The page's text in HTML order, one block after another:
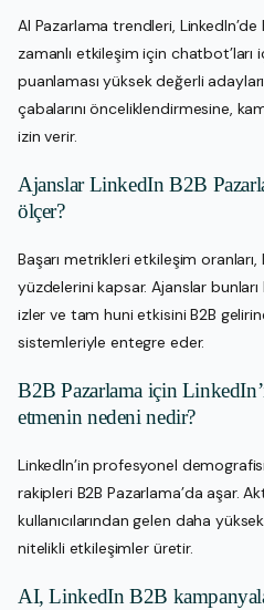
AI Pazarlama trendleri,
zamanlı etkileşim için chatbot’ları
puanlaması yüksek değerli
çabalarını önceliklendirmesine,
izin verir.
Ajanslar LinkedIn B2B
ölçer?
Başarı metrikleri etkileşim
yüzdelerini kapsar. Ajanslar bunları
izler ve tam huni etkisini B2B
sistemleriyle entegre eder.
B2B Pazarlama için
etmenin nedeni nedir?
LinkedIn’in profesyonel
rakipleri B2B Pazarlama’da aşar.
kullanıcılarından gelen daha
nitelikli etkileşimler üretir.
AI, LinkedIn B2B